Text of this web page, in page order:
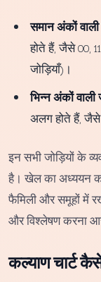
समान अंकों
होते हैं, जैसे 00,
जोड़ियाँ)।
भिन्न अंकों वाली
अलग होते हैं, जैसे
इन सभी जोड़ियों के
है। खेल का अध्ययन
फैमिली और समूहों में
और विश्लेषण करना
कल्याण चार्ट